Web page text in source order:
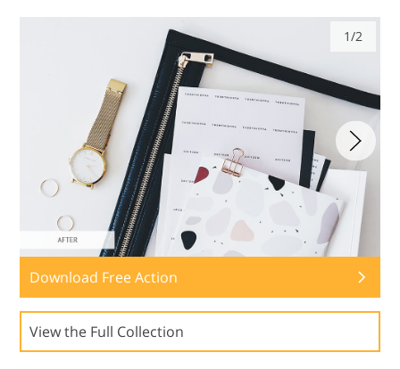
1/2
Download Free Action
View the Full Collection